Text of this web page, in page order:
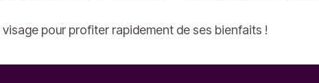
pour profiter rapidement de ses bienfaits !